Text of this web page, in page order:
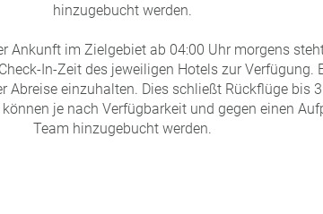
hinzugebucht werden.
Ankunft im Zielgebiet ab 04:00 Uhr morgens
In-Zeit des jeweiligen Hotels zur Verfügung.
Abreise einzuhalten. Dies schließt Rückflüge bis
je nach Verfügbarkeit und gegen einen
Team hinzugebucht werden.